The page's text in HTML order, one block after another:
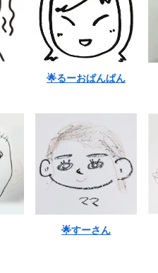
🌟るーおぱんぱん
🌟すーさん